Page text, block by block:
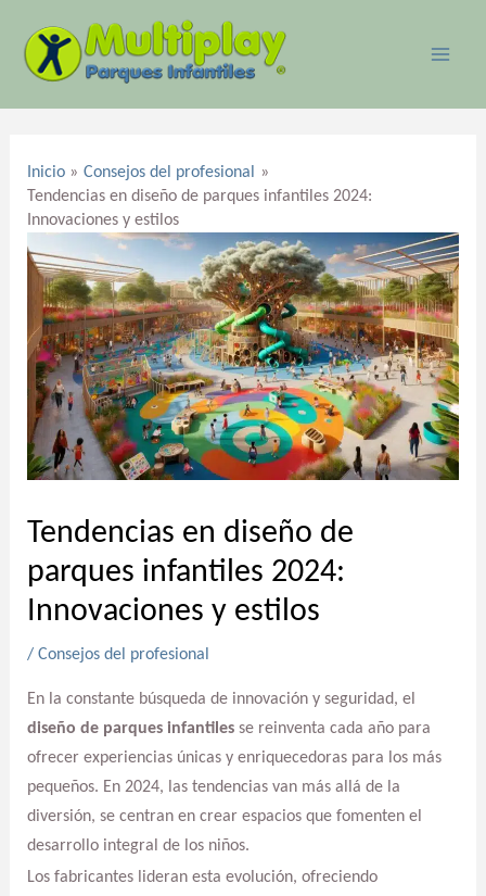
contenido
Inicio
Consejos del profesional
Tendencias en diseño de parques infantiles 2024:
Innovaciones y estilos
Tendencias en diseño de
parques infantiles 2024:
Innovaciones y estilos
/ Consejos del profesional
En la constante búsqueda de innovación y seguridad, el
diseño de parques infantilesse reinventa cada año para
ofrecer experiencias únicas y enriquecedoras para los más
pequeños. En 2024, las tendencias van más allá de la
diversión, se centran en crear espacios que fomenten el
desarrollo integral de los niños.
Los fabricantes lideran esta evolución, ofreciendo
entradas